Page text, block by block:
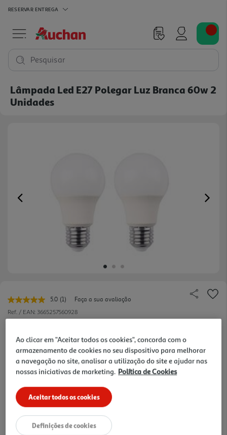
RESERVAR ENTREGA
Pesquisar
Lâmpada Led E27 Polegar Luz Branca 60w 2
Unidades
Previous
5.0 Leu
uma
avaliação.
para
a
mesma
página.
(1)
Faça a sua avaliação
Ref. / EAN: 3665257560928
2,00 €
Notas de preparação
Ao clicar em "Aceitar todos os cookies", concorda com o
armazenamento de cookies no seu dispositivo para melhorar
a navegação no site, analisar a utilização do site e ajudar nas
nossas iniciativas de marketing. Política de Cookies
Aceitar todos os cookies
Definições de cookies